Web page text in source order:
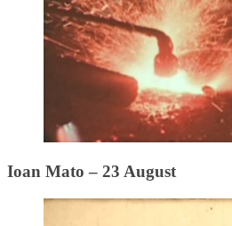
Ioan Mato – 23 August